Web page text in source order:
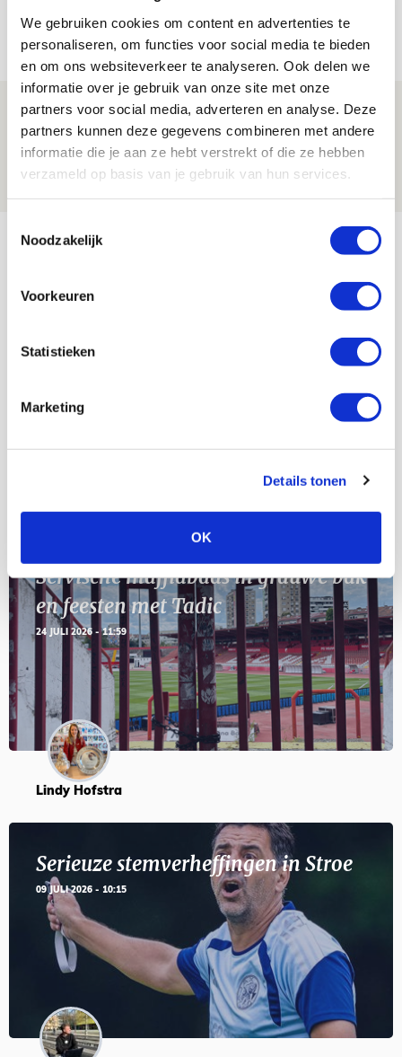
We gebruiken cookies om content en advertenties te
personaliseren, om functies voor social media te bieden
en om ons websiteverkeer te analyseren. Ook delen we
informatie over je gebruik van onze site met onze
partners voor social media, adverteren en analyse. Deze
partners kunnen deze gegevens combineren met andere
informatie die je aan ze hebt verstrekt of die ze hebben
verzameld op basis van je gebruik van hun services.
Noodzakelijk
Voorkeuren
Statistieken
Marketing
Details tonen
OK
na rust: ‘De focus nam af’
07 AUGUSTUS 2026 - 08:30
NIEUWS
Is dit de laatste wallpaper van Godts in
de Johan Cruijff Arena?
07 AUGUSTUS 2026 - 00:36
AUG
Servische maffiabaas in grauwe bak
en feesten met Tadic
24 JULI 2026 - 11:59
Lindy Hofstra
Serieuze stemverheffingen in Stroe
09 JULI 2026 - 10:15